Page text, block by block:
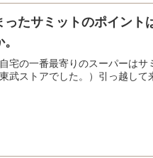
ったサミットのポイント
宅の一番最寄りのスーパーはサ
武ストアでした。）引っ越して